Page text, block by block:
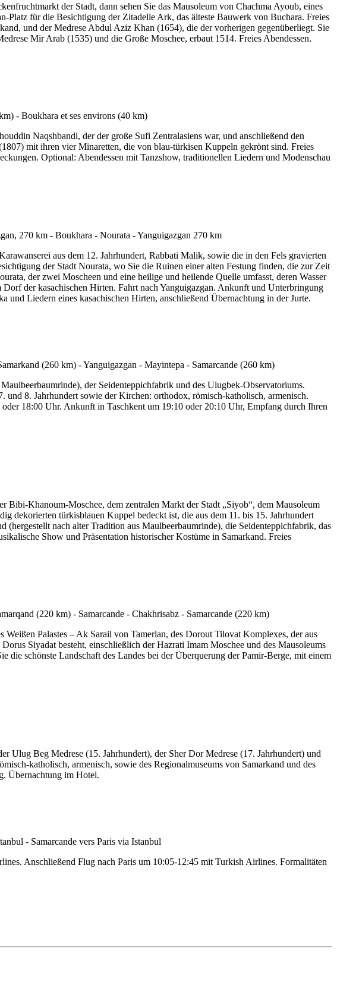
der Stadt, dann sehen Sie das Mausoleum von Chachma Ayoub, eines
Platz für die Besichtigung der Zitadelle Ark, das älteste Bauwerk von Buchara. Freies
und der Medrese Abdul Aziz Khan (1654), die der vorherigen gegenüberliegt. Sie
Mir Arab (1535) und die Große Moschee, erbaut 1514. Freies Abendessen.
Naqshbandi, der der große Sufi Zentralasiens war, und anschließend den
mit ihren vier Minaretten, die von blau-türkisen Kuppeln gekrönt sind. Freies
Optional: Abendessen mit Tanzshow, traditionellen Liedern und Modenschau
aus dem 12. Jahrhundert, Rabbati Malik, sowie die in den Fels gravierten
der Stadt Nourata, wo Sie die Ruinen einer alten Festung finden, die zur Zeit
der zwei Moscheen und eine heilige und heilende Quelle umfasst, deren Wasser
der kasachischen Hirten. Fahrt nach Yanguigazgan. Ankunft und Unterbringung
Liedern eines kasachischen Hirten, anschließend Übernachtung in der Jurte.
der Seidenteppichfabrik und des Ulugbek-Observatoriums.
und 8. Jahrhundert sowie der Kirchen: orthodox, römisch-katholisch, armenisch.
18:00 Uhr. Ankunft in Taschkent um 19:10 oder 20:10 Uhr, Empfang durch Ihren
Bibi-Khanoum-Moschee, dem zentralen Markt der Stadt „Siyob“, dem Mausoleum
dekorierten türkisblauen Kuppel bedeckt ist, die aus dem 11. bis 15. Jahrhundert
nach alter Tradition aus Maulbeerbaumrinde), die Seidenteppichfabrik, das
Show und Präsentation historischer Kostüme in Samarkand. Freies
Palastes – Ak Sarail von Tamerlan, des Dorout Tilovat Komplexes, der aus
Siyadat besteht, einschließlich der Hazrati Imam Moschee und des Mausoleums
die schönste Landschaft des Landes bei der Überquerung der Pamir-Berge, mit einem
Beg Medrese (15. Jahrhundert), der Sher Dor Medrese (17. Jahrhundert) und
katholisch, armenisch, sowie des Regionalmuseums von Samarkand und des
Übernachtung im Hotel.
Anschließend Flug nach Paris um 10:05-12:45 mit Turkish Airlines. Formalitäten